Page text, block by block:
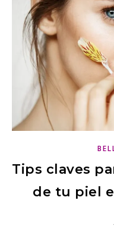
Tips claves
de tu piel